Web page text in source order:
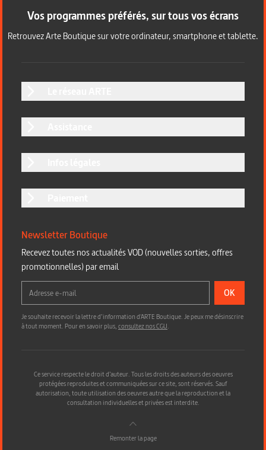
Vos programmes préférés, sur tous vos écrans
Retrouvez Arte Boutique sur votre ordinateur, smartphone et tablette.
Newsletter Boutique
Recevez toutes nos actualités VOD (nouvelles sorties, offres
promotionnelles) par email
OK
Je souhaite recevoir la lettre d’information d'ARTE Boutique. Je peux me désinscrire
à tout moment. Pour en savoir plus,consultez nos CGU.
Ce service respecte le droit d’auteur. Tous les droits des auteurs des oeuvres
protégées reproduites et communiquées sur ce site, sont réservés. Sauf
autorisation, toute utilisation des oeuvres autre que la reproduction et la
consultation individuelles et privées est interdite.
Remonter la page